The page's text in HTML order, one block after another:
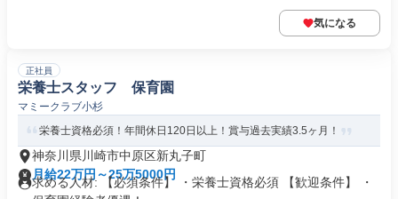
気になる
正社員
栄養士スタッフ 保育園
マミークラブ小杉
栄養士資格必須！年間休日120日以上！賞与過去実績3.5ヶ月！
神奈川県川崎市中原区新丸子町
月給22万円～25万5000円
求める人材: 【必須条件】 ・栄養士資格必須 【歓迎条件】 ・